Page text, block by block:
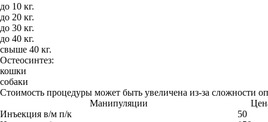
до 10 кг.
до 20 кг.
до 30 кг.
до 40 кг.
свыше 40 кг.
Остеосинтез:
кошки
собаки
Стоимость процедуры может быть увеличена из-за сложности
Манипуляции
Инъекция в/м п/к
50